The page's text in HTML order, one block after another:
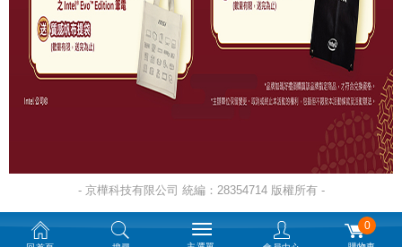
- 京樺科技有限公司 統編：28354714 版權所有 -
0